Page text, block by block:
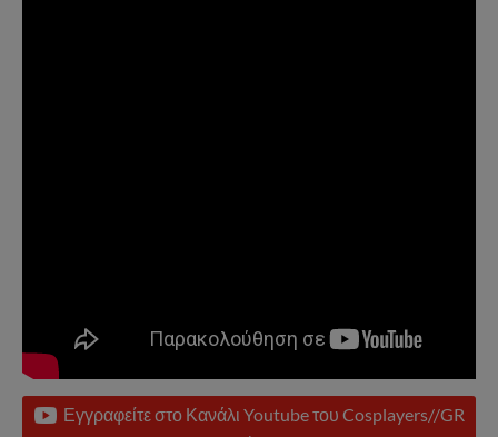
Εγγραφείτε στο Κανάλι Youtube του Cosplayers//GR